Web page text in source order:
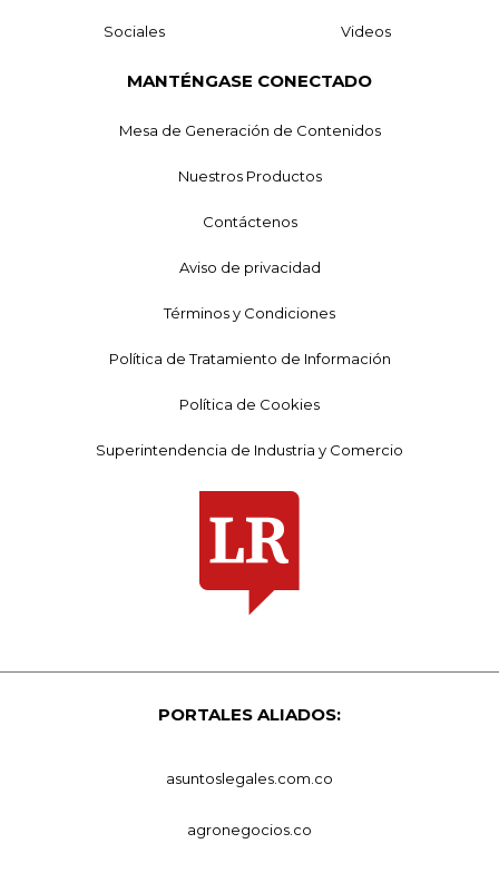
Sociales Videos
MANTÉNGASE CONECTADO
Mesa de Generación de Contenidos
Nuestros Productos
Contáctenos
Aviso de privacidad
Términos y Condiciones
Política de Tratamiento de Información
Política de Cookies
Superintendencia de Industria y Comercio
PORTALES ALIADOS:
asuntoslegales.com.co
agronegocios.co